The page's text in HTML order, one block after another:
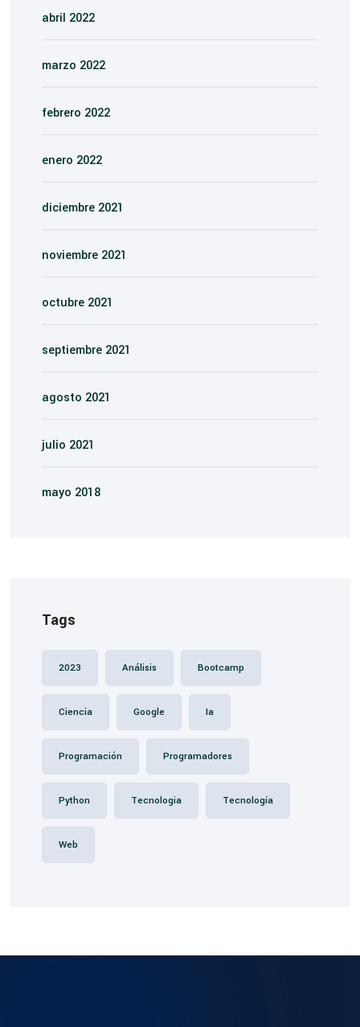
abril 2022
marzo 2022
febrero 2022
enero 2022
diciembre 2021
noviembre 2021
octubre 2021
septiembre 2021
agosto 2021
julio 2021
mayo 2018
Tags
2023 Análisis Bootcamp
Ciencia Google Ia
Programación Programadores
Python Tecnologia Tecnología
Web